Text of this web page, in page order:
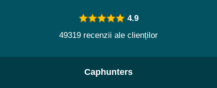
4.9
49319 recenzii ale clienților
Caphunters